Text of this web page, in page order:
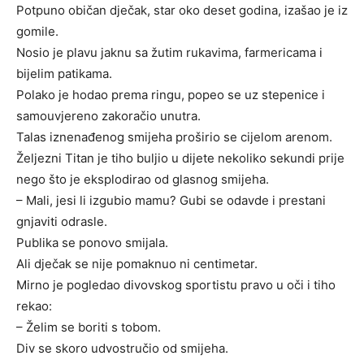
Potpuno običan dječak, star oko deset godina, izašao je iz
gomile.
Nosio je plavu jaknu sa žutim rukavima, farmericama i
bijelim patikama.
Polako je hodao prema ringu, popeo se uz stepenice i
samouvjereno zakoračio unutra.
Talas iznenađenog smijeha proširio se cijelom arenom.
Željezni Titan je tiho buljio u dijete nekoliko sekundi prije
nego što je eksplodirao od glasnog smijeha.
– Mali, jesi li izgubio mamu? Gubi se odavde i prestani
gnjaviti odrasle.
Publika se ponovo smijala.
Ali dječak se nije pomaknuo ni centimetar.
Mirno je pogledao divovskog sportistu pravo u oči i tiho
rekao:
– Želim se boriti s tobom.
Div se skoro udvostručio od smijeha.